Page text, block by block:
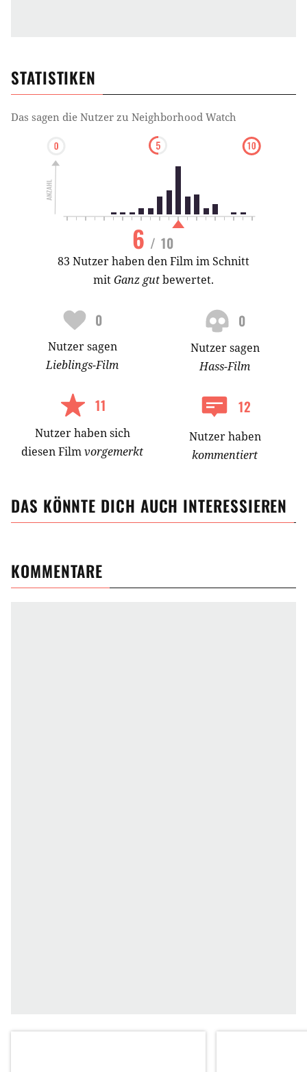
STATISTIKEN
Das sagen die Nutzer zu Neighborhood Watch
6 / 10
83 Nutzer haben den Film im Schnitt
mitGanz gutbewertet.
0
Nutzersagen
Lieblings-Film
0
Nutzersagen
Hass-Film
11
Nutzerhabensich
diesen Filmvorgemerkt
12
Nutzer haben
kommentiert
DAS KÖNNTE DICH AUCH INTERESSIEREN
KOMMENTARE